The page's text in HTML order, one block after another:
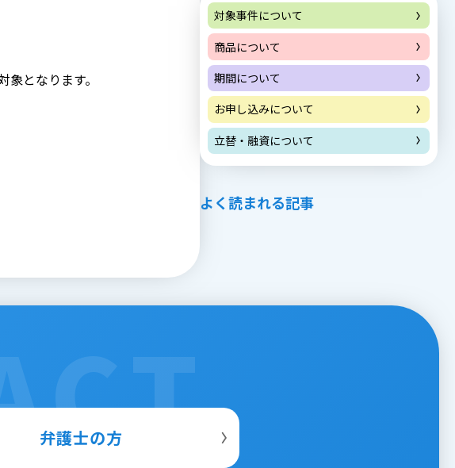
となります。
対象事件について
商品について
期間について
お申し込みについて
立替・融資について
よく読まれる記事
弁護士の方